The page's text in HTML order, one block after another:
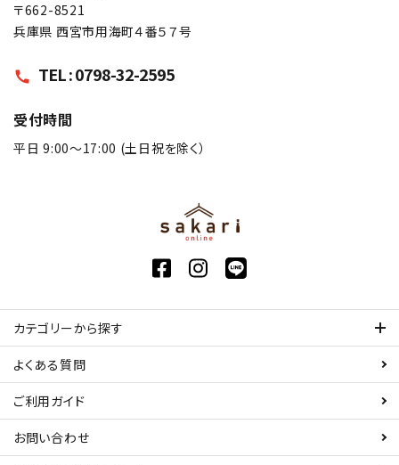
〒662-8521
兵庫県 西宮市用海町４番５７号
call TEL : 0798-32-2595
受付時間
平日 9:00〜17:00 (土日祝を除く）
カテゴリーから探す
よくある質問
ご利用ガイド
お問い合わせ